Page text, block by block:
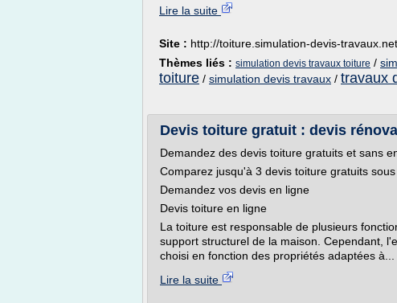
Lire la suite
Site : http://toiture.simulation-devis-travaux.net
Thèmes liés : simulation devis travaux toiture /
toiture / simulation devis travaux / travaux
Devis toiture gratuit : devis
Demandez des devis toiture gratuits et sans
Comparez jusqu'à 3 devis toiture gratuits
Demandez vos devis en ligne
Devis toiture en ligne
La toiture est responsable de plusieurs
support structurel de la maison. Cependant,
choisi en fonction des propriétés adaptées à...
Lire la suite